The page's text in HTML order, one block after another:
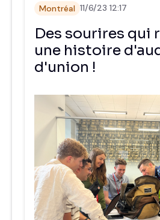
Montréal 11/6/23 12:17
Des sourires qui
une histoire
d'union !